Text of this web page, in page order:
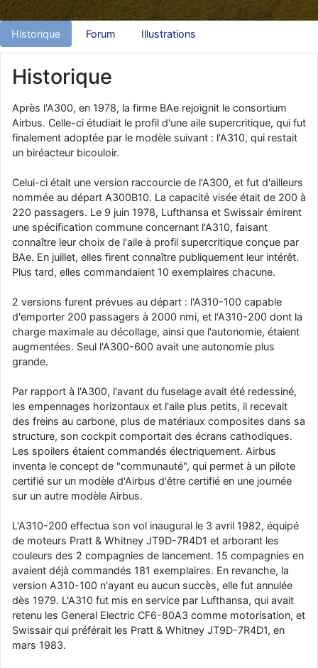
d9pouces: Joyeux Noël à tous !
d9pouces : mais tu peux tenter l'un des rares lycées militaires
comme le Prytanée dans la Sarthe, ça ne peut pas faire de mal !
d9pouces: C'est plutôt après le lycée, voire après une prépa
scientifique, tu as donc encore un peu de temps devant toi
yaellerigolow: bonjour a tous je suis un élève de première
passionnée par l'aviation militaire , pourrais je savoir que faire après
le lycée pour s'orienter et pouvoir devenir officier de l'armée de l'air?
mahmoud: bonsoir, très instructif ce site .mais nous aimerions avoir
les photo des anciens appareils de l'armée de l'air de la haute -volta
d9pouces: Ça me casse quand même bien les pieds, j’avoue
jericho: Pour moi tout est à nouveau OK dirait-on… Merci à toi.
d9pouces: En espérant n’avoir coupé les accessoires de personne
au passage !
d9pouces: j'ai trouvé un palliatif un peu violent, mais ça devrait aller
un peu mieux
d9pouces: cette fois, c'est le Brésil et Singapour qui mettent le site
par terre
jericho
d9pouces: Désolé ! Mon filtrage a été un peu trop violent
manifestement
tout voir
Historique Forum Illustrations
Historique
Après l'A300, en 1978, la firme BAe rejoignit le consortium
Airbus. Celle-ci étudiait le profil d'une aile supercritique, qui fut
finalement adoptée par le modèle suivant : l'A310, qui restait
un biréacteur bicouloir.
Celui-ci était une version raccourcie de l'A300, et fut d'ailleurs
nommée au départ A300B10. La capacité visée était de 200 à
220 passagers. Le 9 juin 1978, Lufthansa et Swissair émirent
une spécification commune concernant l'A310, faisant
connaître leur choix de l'aile à profil supercritique conçue par
BAe. En juillet, elles firent connaître publiquement leur intérêt.
Plus tard, elles commandaient 10 exemplaires chacune.
2 versions furent prévues au départ : l'A310-100 capable
d'emporter 200 passagers à 2000 nmi, et l'A310-200 dont la
charge maximale au décollage, ainsi que l'autonomie, étaient
augmentées. Seul l'A300-600 avait une autonomie plus
grande.
Par rapport à l'A300, l'avant du fuselage avait été redessiné,
les empennages horizontaux et l'aile plus petits, il recevait
des freins au carbone, plus de matériaux composites dans sa
structure, son cockpit comportait des écrans cathodiques.
Les spoilers étaient commandés électriquement. Airbus
inventa le concept de "communauté", qui permet à un pilote
certifié sur un modèle d'Airbus d'être certifié en une journée
sur un autre modèle Airbus.
L'A310-200 effectua son vol inaugural le 3 avril 1982, équipé
de moteurs Pratt & Whitney JT9D-7R4D1 et arborant les
couleurs des 2 compagnies de lancement. 15 compagnies en
avaient déjà commandés 181 exemplaires. En revanche, la
version A310-100 n'ayant eu aucun succès, elle fut annulée
dès 1979. L'A310 fut mis en service par Lufthansa, qui avait
retenu les General Electric CF6-80A3 comme motorisation, et
Swissair qui préférait les Pratt & Whitney JT9D-7R4D1, en
mars 1983.